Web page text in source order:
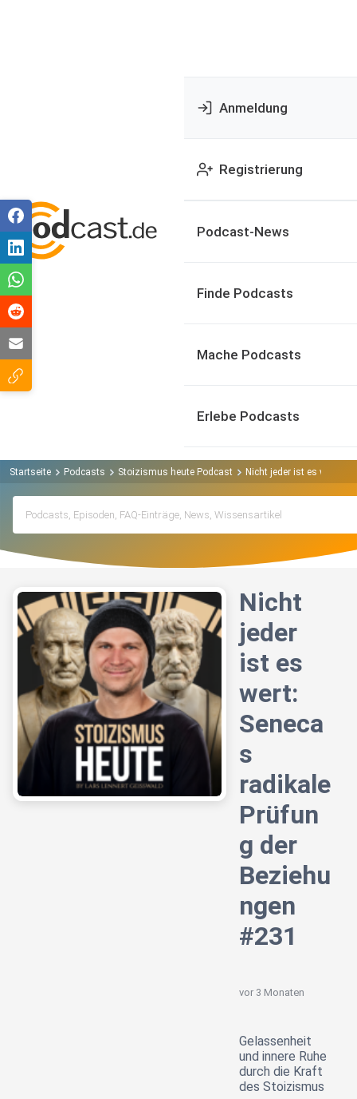
Anmeldung
Registrierung
Podcast-News
Finde Podcasts
Mache Podcasts
Erlebe Podcasts
Startseite Podcasts Stoizismus heute Podcast Nicht jeder ist es wert:
Nicht
jeder
ist es
wert:
Seneca
s
radikale
Prüfun
g der
Beziehu
ngen
#231
vor 3 Monaten
Gelassenheit
und innere Ruhe
durch die Kraft
des Stoizismus